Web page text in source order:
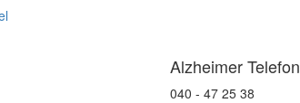
Alzheimer Telefon
040 - 47 25 38